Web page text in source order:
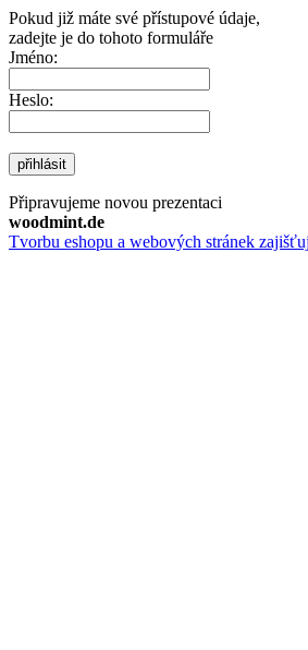
Pokud již máte své přístupové údaje,
zadejte je do tohoto formuláře
Jméno:
Heslo:
přihlásit
Připravujeme novou prezentaci
woodmint.de
Tvorbu eshopu a webových stránek